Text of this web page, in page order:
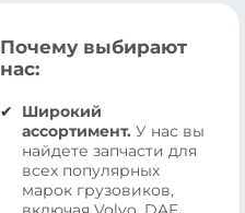
Почему выбирают
нас:
Широкий
ассортимент. У нас вы
найдете запчасти для
всех популярных
марок грузовиков,